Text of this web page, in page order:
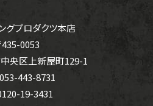
グプロダクツ本店
435-0053
央区上新屋町129-1
443-8731
19-3431